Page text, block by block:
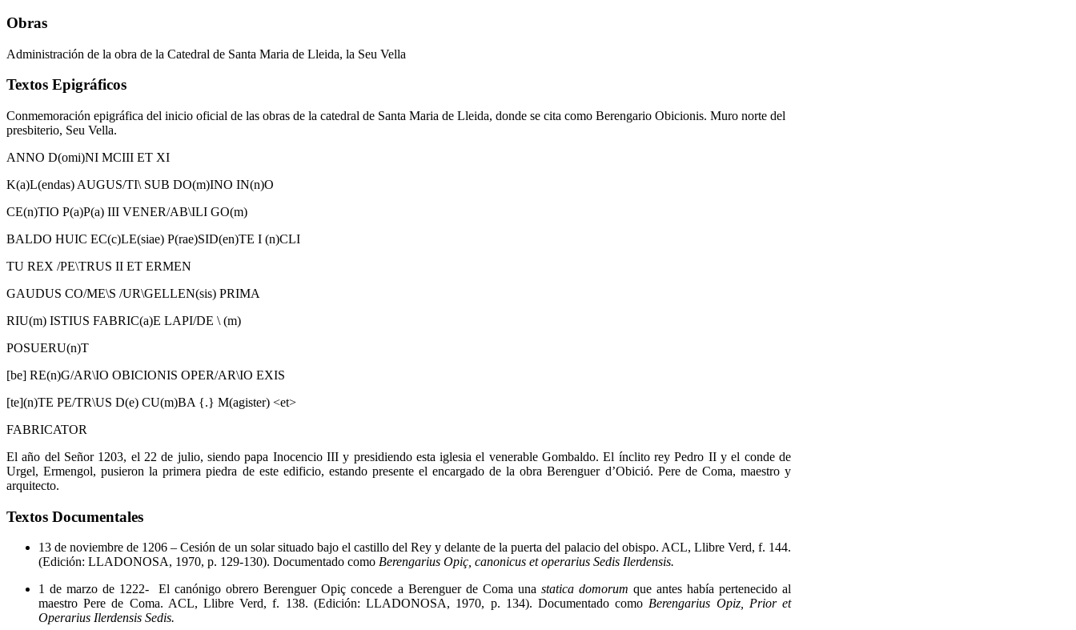
Obras
Administración de la obra de la Catedral de Santa Maria de Lleida, la Seu Vella
Textos Epigráficos
Conmemoración epigráfica del inicio oficial de las obras de la catedral de Santa Maria de Lleida, donde se cita como Berengario Obicionis. Muro norte del
presbiterio, Seu Vella.
ANNO D(omi)NI MCIII ET XI
K(a)L(endas) AUGUS/TI\ SUB DO(m)INO IN(n)O
CE(n)TIO P(a)P(a) III VENER/AB\ILI GO(m)
BALDO HUIC EC(c)LE(siae) P(rae)SID(en)TE I (n)CLI
TU REX /PE\TRUS II ET ERMEN
GAUDUS CO/ME\S /UR\GELLEN(sis) PRIMA
RIU(m) ISTIUS FABRIC(a)E LAPI/DE \ (m)
POSUERU(n)T
[be] RE(n)G/AR\IO OBICIONIS OPER/AR\IO EXIS
[te](n)TE PE/TR\US D(e) CU(m)BA {.} M(agister) <et>
FABRICATOR
El año del Señor 1203, el 22 de julio, siendo papa Inocencio III y presidiendo esta iglesia el venerable Gombaldo. El ínclito rey Pedro II y el conde de
Urgel, Ermengol, pusieron la primera piedra de este edificio, estando presente el encargado de la obra Berenguer d’Obició. Pere de Coma, maestro y
arquitecto.
Textos Documentales
13 de noviembre de 1206 – Cesión de un solar situado bajo el castillo del Rey y delante de la puerta del palacio del obispo. ACL, Llibre Verd, f. 144.
(Edición: LLADONOSA, 1970, p. 129-130). Documentado como Berengarius Opiç, canonicus et operarius Sedis Ilerdensis.
1 de marzo de 1222- El canónigo obrero Berenguer Opiç concede a Berenguer de Coma una statica domorum que antes había pertenecido al
maestro Pere de Coma. ACL, Llibre Verd, f. 138. (Edición: LLADONOSA, 1970, p. 134). Documentado comoBerengarius Opiz, Prior et
Operarius Ilerdensis Sedis.